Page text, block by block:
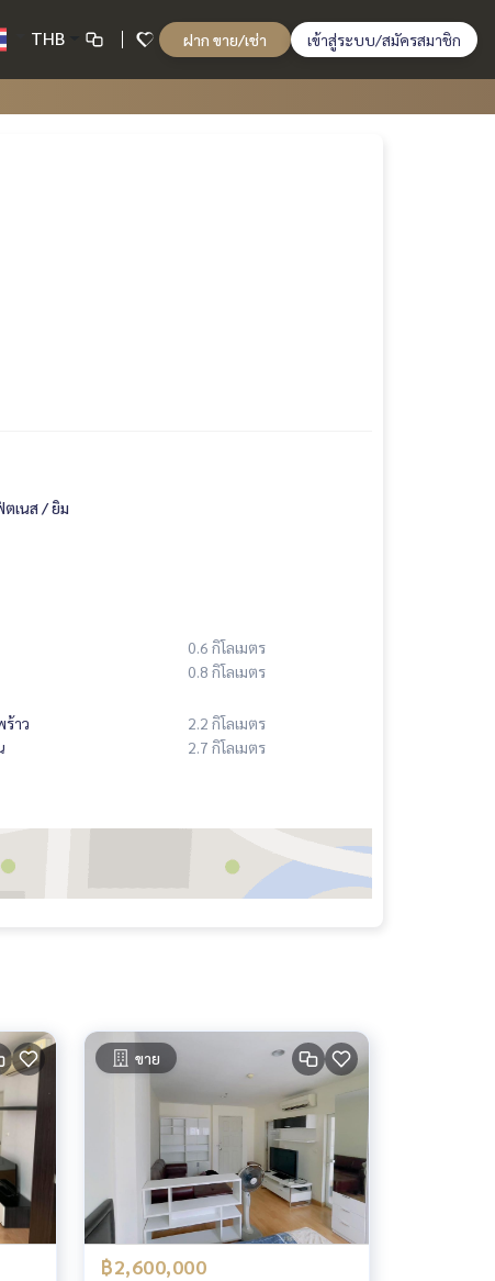
THB ฝาก ขาย/เช่า เข้าสู่ระบบ/สมัครสมาชิก
เนส / ยิม
0.6 กิโลเมตร
0.8 กิโลเมตร
าว
2.2 กิโลเมตร
2.7 กิโลเมตร
ขาย
฿2,600,000